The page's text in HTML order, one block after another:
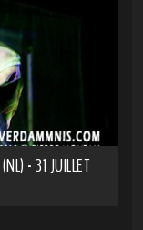
- 31 JUILLET